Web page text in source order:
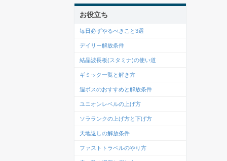
お役立ち
毎日必ずやるべきこと3選
デイリー解放条件
結晶波長板(スタミナ)の使い道
ギミック一覧と解き方
週ボスのおすすめと解放条件
ユニオンレベルの上げ方
ソラランクの上げ方と下げ方
天地返しの解放条件
ファストトラベルのやり方